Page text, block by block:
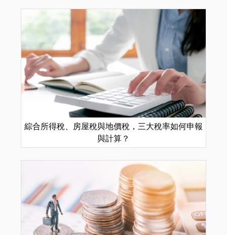
綜合所得稅、房屋稅與地價稅，三大稅率如何申報
與計算？